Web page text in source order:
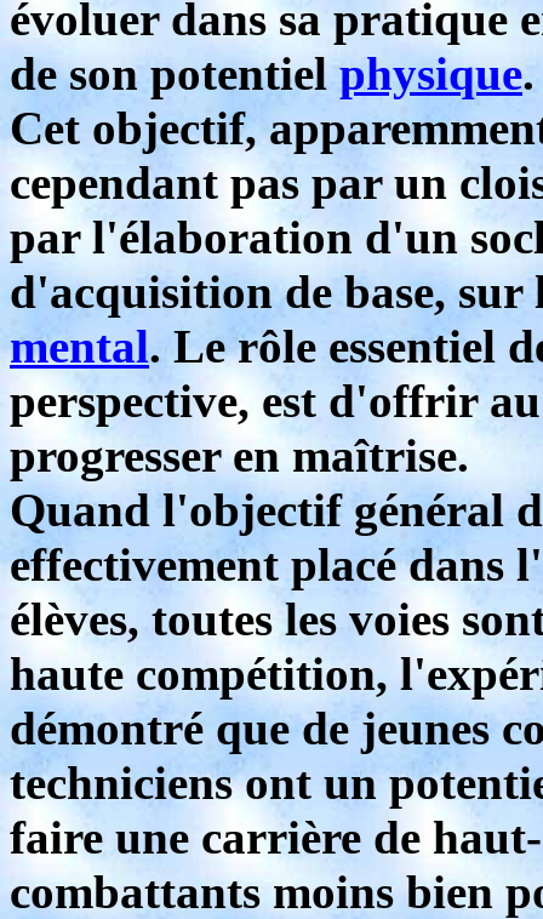
évoluer dans sa pratique
de son potentielphysique.
Cet objectif,
cependant pas par un
par l'élaboration d'un
d'acquisition de base,
mental. Le rôle essentiel
perspective, est d'offrir
progresser en maîtrise.
Quand l'objectif général
effectivement placé dans
élèves, toutes les voies
haute compétition,
démontré que de jeunes
techniciens ont un
faire une carrière de
combattants moins bien